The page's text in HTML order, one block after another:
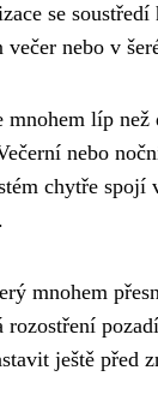
se
nebo v
mnohem líp
nebo
chytře spojí
mnohem
ještě před